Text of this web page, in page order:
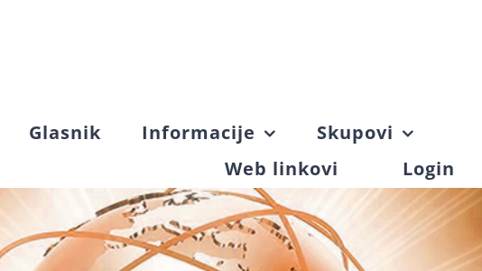
Glasnik Informacije
Skupovi
Web linkovi
Login